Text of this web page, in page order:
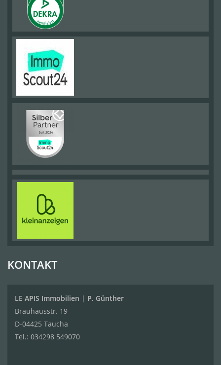
KONTAKT
LE APIS Immobilien | P. Günther
Brauhausstr. 19
D-04425 Taucha
Tel.: 034298 549070